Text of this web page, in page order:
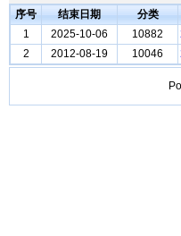
序号
结束日期 分类
1
2025-10-06 10882
2
2012-08-19 10046